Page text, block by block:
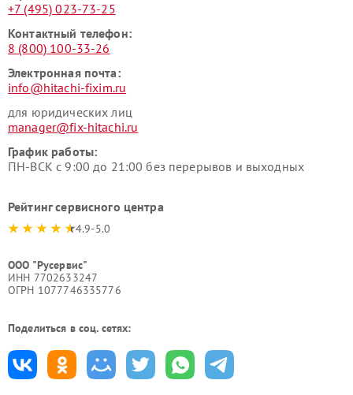
+7 (495) 023-73-25
Контактный телефон:
8 (800) 100-33-26
Электронная почта:
info@hitachi-fixim.ru
для юридических лиц
manager@fix-hitachi.ru
График работы:
ПН-ВСК с 9:00 до 21:00 без перерывов и выходных
Рейтинг сервисного центра
4.9-5.0
ООО "Русервис"
ИНН 7702633247
ОГРН 1077746335776
Поделиться в соц. сетях: